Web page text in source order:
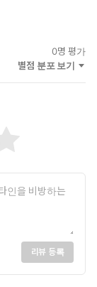
0명 평가
별점 분포 보기
리뷰 등록